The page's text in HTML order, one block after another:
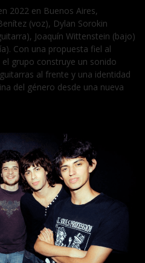
2022 en Buenos Aires,
(voz), Dylan Sorokin
Joaquín Wittenstein (bajo)
Con una propuesta fiel al
grupo construye un sonido
al frente y una identidad
del género desde una nueva